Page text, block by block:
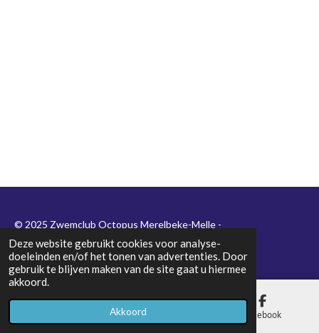
Deze website gebruikt cookies voor analyse-
doeleinden en/of het tonen van advertenties. Door
gebruik te blijven maken van de site gaat u hiermee
akkoord.
Akkoord
© 2025 Zwemclub Octopus Merelbeke-Melle -
Ondernemingsnummer0439.485.026
Facebook